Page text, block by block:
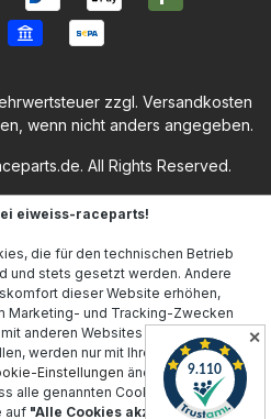
zzgl. Versandkosten
wenn nicht anders angegeben.
All Rights Reserved.
eiweiss-raceparts!
die für den technischen Betrieb
und stets gesetzt werden. Andere
dieser Website erhöhen,
Marketing- und Tracking-Zwecken
anderen Websites und sozialen
werden nur mit Ihrer Zustimmung
Einstellungen ändern oder Ihr
alle genannten Cookies gesetzt
auf "Alle Cookies akzeptieren"
✕